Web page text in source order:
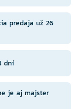
predaja už 26
dní
je aj majster